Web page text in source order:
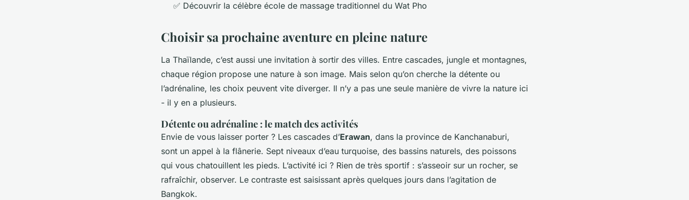
✅ Découvrir la célèbre école de massage traditionnel du Wat Pho
Choisir sa prochaine aventure en pleine nature
La Thaïlande, c’est aussi une invitation à sortir des villes. Entre cascades, jungle et montagnes,
chaque région propose une nature à son image. Mais selon qu’on cherche la détente ou
l’adrénaline, les choix peuvent vite diverger. Il n’y a pas une seule manière de vivre la nature ici
- il y en a plusieurs.
Détente ou adrénaline : le match des activités
Envie de vous laisser porter ? Les cascades d’Erawan, dans la province de Kanchanaburi,
sont un appel à la flânerie. Sept niveaux d’eau turquoise, des bassins naturels, des poissons
qui vous chatouillent les pieds. L’activité ici ? Rien de très sportif : s’asseoir sur un rocher, se
rafraîchir, observer. Le contraste est saisissant après quelques jours dans l’agitation de
Bangkok.